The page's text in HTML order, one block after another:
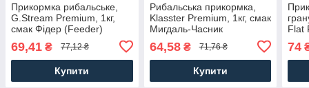
Прикормка рибальське,
G.Stream Premium, 1кг,
смак Фідер (Feeder)
69,41 ₴ 77,12 ₴
Купити
Рибальська прикормка,
Klasster Premium, 1кг, смак
Мигдаль-Часник
64,58₴ 71,76 ₴
Купити
Flat
74